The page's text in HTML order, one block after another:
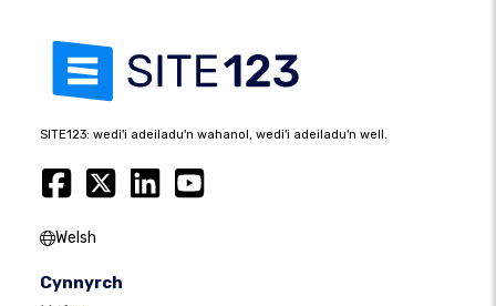
SITE123: wedi'i adeiladu'n wahanol, wedi'i adeiladu'n well.
Welsh
Cynnyrch